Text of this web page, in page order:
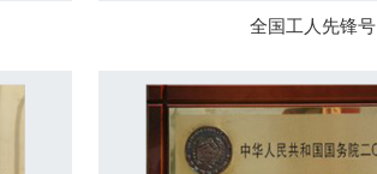
全国工人先锋号